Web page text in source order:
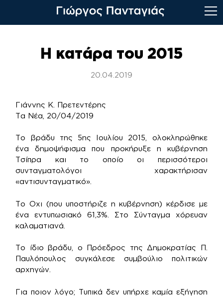
Η κατάρα του 2015
20.04.2019
Γιάννης Κ. Πρετεντέρης
Τα Νέα, 20/04/2019
Το βράδυ της 5ης Ιουλίου 2015, ολοκληρώθηκε
ένα δημοψήφισμα που προκήρυξε η κυβέρνηση
Τσίπρα και το οποίο οι περισσότεροι
συνταγματολόγοι χαρακτήρισαν
«αντισυνταγματικό».
Το Οχι (που υποστήριζε η κυβέρνηση) κέρδισε με
ένα εντυπωσιακό 61,3%. Στο Σύνταγμα χόρευαν
καλαματιανά.
Το ίδιο βράδυ, ο Πρόεδρος της Δημοκρατίας Π.
Παυλόπουλος συγκάλεσε συμβούλιο πολιτικών
αρχηγών.
Για ποιον λόγο; Τυπικά δεν υπήρχε καμία εξήγηση